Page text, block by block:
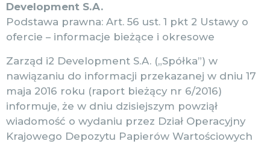
Development S.A.
Podstawa prawna: Art. 56 ust. 1 pkt 2 Ustawy o
ofercie – informacje bieżące i okresowe
Zarząd i2 Development S.A. („Spółka”) w
nawiązaniu do informacji przekazanej w dniu 17
maja 2016 roku (raport bieżący nr 6/2016)
informuje, że w dniu dzisiejszym powziął
wiadomość o wydaniu przez Dział Operacyjny
Krajowego Depozytu Papierów Wartościowych